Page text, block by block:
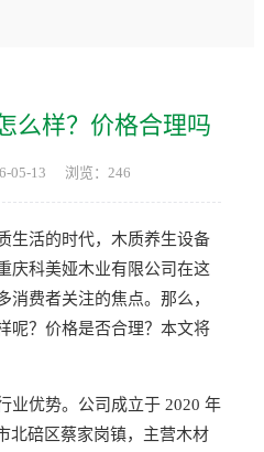
么样？价格合理吗
05-13 浏览：246
生活的时代，木质养生设备
庆科美娅木业有限公司在这
消费者关注的焦点。那么，
呢？价格是否合理？本文将
业优势。公司成立于 2020 年
北碚区蔡家岗镇，主营木材